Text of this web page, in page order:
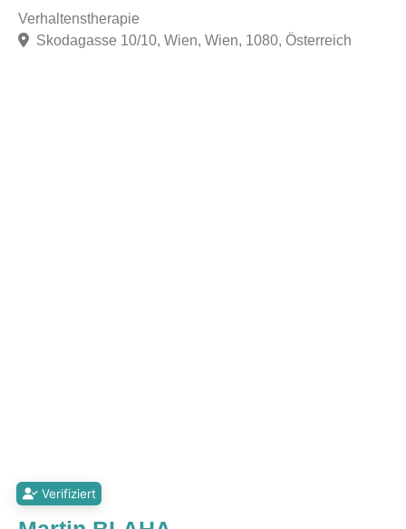
Verhaltenstherapie
Skodagasse 10/10, Wien, Wien, 1080, Österreich
Verifiziert